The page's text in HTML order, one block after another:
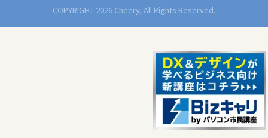
COPYRIGHT 2026 Cheery, All Rights Reserved.